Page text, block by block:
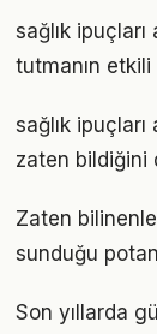
sağlık
tutmanın
sağlık
zaten bildiğini
Zaten
sunduğu
Son yıllarda